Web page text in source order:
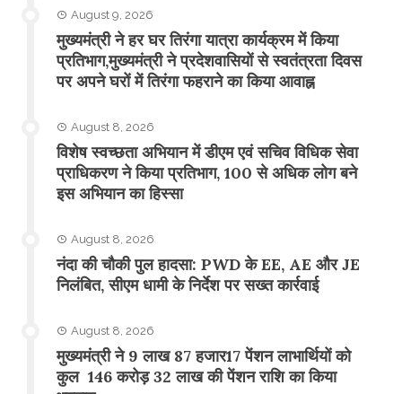
August 9, 2026
मुख्यमंत्री ने हर घर तिरंगा यात्रा कार्यक्रम में किया
प्रतिभाग,मुख्यमंत्री ने प्रदेशवासियों से स्वतंत्रता दिवस
पर अपने घरों में तिरंगा फहराने का किया आवाह्न
August 8, 2026
विशेष स्वच्छता अभियान में डीएम एवं सचिव विधिक सेवा
प्राधिकरण ने किया प्रतिभाग, 100 से अधिक लोग बने
इस अभियान का हिस्सा
August 8, 2026
नंदा की चौकी पुल हादसा: PWD के EE, AE और JE
निलंबित, सीएम धामी के निर्देश पर सख्त कार्रवाई
August 8, 2026
मुख्यमंत्री ने 9 लाख 87 हजार17 पेंशन लाभार्थियों को
कुल 146 करोड़ 32 लाख की पेंशन राशि का किया